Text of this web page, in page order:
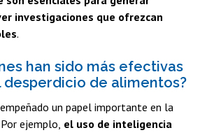
investigaciones que ofrezcan
.
han sido más efectivas
desperdicio de alimentos?
un papel importante en la
ejemplo, el uso de inteligencia